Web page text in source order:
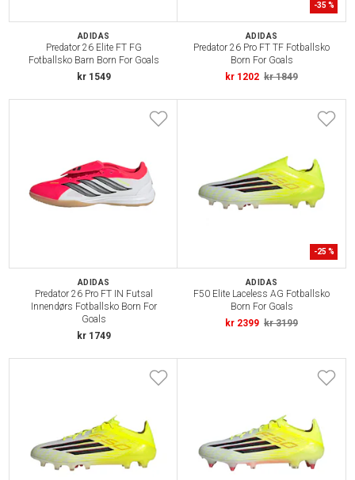
ADIDAS
Predator 26 Elite FT FG
Fotballsko Barn Born For Goals
kr 1549
-35 %
ADIDAS
Predator 26 Pro FT TF Fotballsko
Born For Goals
kr 1202 kr 1849
ADIDAS
Predator 26 Pro FT IN Futsal
Innendørs Fotballsko Born For
Goals
kr 1749
-25 %
ADIDAS
F50 Elite Laceless AG Fotballsko
Born For Goals
kr 2399 kr 3199